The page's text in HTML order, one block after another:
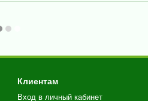
Клиентам
Вход в личный кабинет